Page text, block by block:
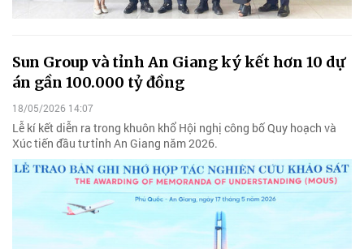
Sun Group và tỉnh An Giang ký kết hơn 10 dự
án gần 100.000 tỷ đồng
18/05/2026 14:07
Lễ kí kết diễn ra trong khuôn khổ Hội nghị công bố Quy hoạch và
Xúc tiến đầu tư tỉnh An Giang năm 2026.